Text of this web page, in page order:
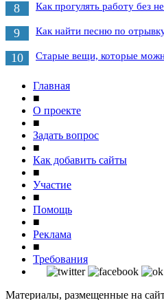
8 Как прогулять работу без
9 Как найти песню по
10 Старые вещи, которые
Главная
■
О проекте
■
Задать вопрос
■
Как добавить сайты
■
Участие
■
Помощь
■
Реклама
■
Требования
Материалы, размещенные на